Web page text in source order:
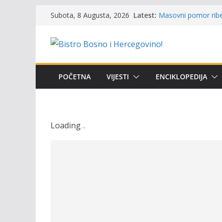
Skip
content
Subota, 8 Augusta, 2026 Latest:
osvojili prelazni
prikazuje stanje na
Satnica 7. i 8. kola
Obavještenje
osobe sa
POČETNA VIJESTI ENCIKLOPEDIJA
Loading...